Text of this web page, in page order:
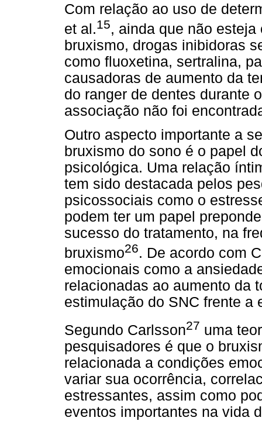
Com relação ao uso de
et al.15, ainda que não
bruxismo, drogas inibidoras
como fluoxetina, sertralina,
causadoras de aumento da
do ranger de dentes durante
associação não foi
Outro aspecto importante a
bruxismo do sono é o papel
psicológica. Uma relação
tem sido destacada pelos
psicossociais como o
podem ter um papel
sucesso do tratamento, na
bruxismo26. De acordo com
emocionais como a
relacionadas ao aumento da
estimulação do SNC frente a
Segundo Carlsson27 uma
pesquisadores é que o
relacionada a condições
variar sua ocorrência,
estressantes, assim como
eventos importantes na vida